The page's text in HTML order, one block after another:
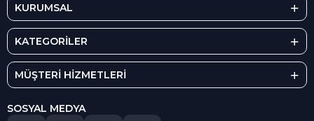
KURUMSAL
KATEGORİLER
MÜŞTERİ HİZMETLERİ
SOSYAL MEDYA